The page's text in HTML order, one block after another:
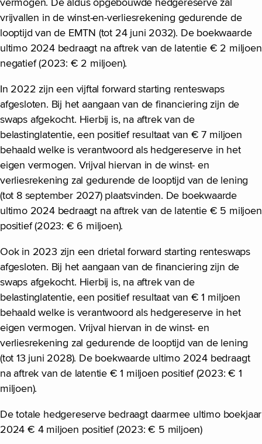
vermogen. De aldus opgebouwde hedgereserve zal
vrijvallen in de winst-en-verliesrekening gedurende de
looptijd van de EMTN (tot 24 juni 2032). De boekwaarde
ultimo 2024 bedraagt na aftrek van de latentie € 2 miljoen
negatief (2023: € 2 miljoen).
In 2022 zijn een vijftal forward starting renteswaps
afgesloten. Bij het aangaan van de financiering zijn de
swaps afgekocht. Hierbij is, na aftrek van de
belastinglatentie, een positief resultaat van € 7 miljoen
behaald welke is verantwoord als hedgereserve in het
eigen vermogen. Vrijval hiervan in de winst- en
verliesrekening zal gedurende de looptijd van de lening
(tot 8 september 2027) plaatsvinden. De boekwaarde
ultimo 2024 bedraagt na aftrek van de latentie € 5 miljoen
positief (2023: € 6 miljoen).
Ook in 2023 zijn een drietal forward starting renteswaps
afgesloten. Bij het aangaan van de financiering zijn de
swaps afgekocht. Hierbij is, na aftrek van de
belastinglatentie, een positief resultaat van € 1 miljoen
behaald welke is verantwoord als hedgereserve in het
eigen vermogen. Vrijval hiervan in de winst- en
verliesrekening zal gedurende de looptijd van de lening
(tot 13 juni 2028). De boekwaarde ultimo 2024 bedraagt
na aftrek van de latentie € 1 miljoen positief (2023: € 1
miljoen).
De totale hedgereserve bedraagt daarmee ultimo boekjaar
2024 € 4 miljoen positief (2023: € 5 miljoen)